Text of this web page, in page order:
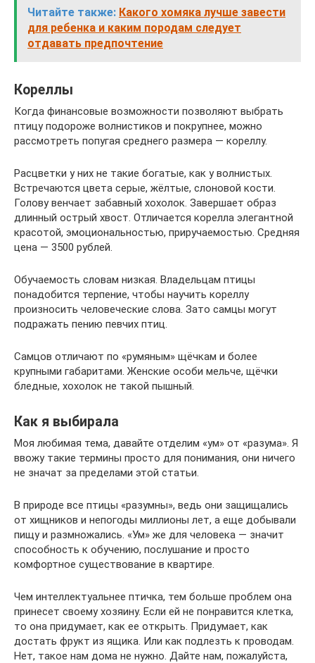
Читайте также: Какого хомяка лучше завести
для ребенка и каким породам следует
отдавать предпочтение
Кореллы
Когда финансовые возможности позволяют выбрать
птицу подороже волнистиков и покрупнее, можно
рассмотреть попугая среднего размера — кореллу.
Расцветки у них не такие богатые, как у волнистых.
Встречаются цвета серые, жёлтые, слоновой кости.
Голову венчает забавный хохолок. Завершает образ
длинный острый хвост. Отличается корелла элегантной
красотой, эмоциональностью, приручаемостью. Средняя
цена — 3500 рублей.
Обучаемость словам низкая. Владельцам птицы
понадобится терпение, чтобы научить кореллу
произносить человеческие слова. Зато самцы могут
подражать пению певчих птиц.
Самцов отличают по «румяным» щёчкам и более
крупными габаритами. Женские особи мельче, щёчки
бледные, хохолок не такой пышный.
Как я выбирала
Моя любимая тема, давайте отделим «ум» от «разума». Я
ввожу такие термины просто для понимания, они ничего
не значат за пределами этой статьи.
В природе все птицы «разумны», ведь они защищались
от хищников и непогоды миллионы лет, а еще добывали
пищу и размножались. «Ум» же для человека — значит
способность к обучению, послушание и просто
комфортное существование в квартире.
Чем интеллектуальнее птичка, тем больше проблем она
принесет своему хозяину. Если ей не понравится клетка,
то она придумает, как ее открыть. Придумает, как
достать фрукт из ящика. Или как подлезть к проводам.
Нет, такое нам дома не нужно. Дайте нам, пожалуйста,